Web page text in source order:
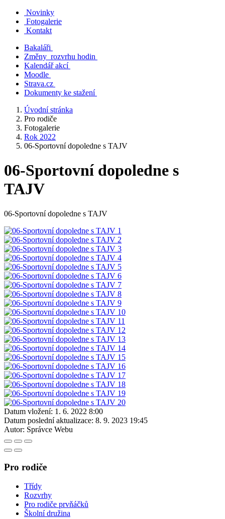
Novinky
Fotogalerie
Kontakt
Bakaláři
Změny rozvrhu hodin
Kalendář akcí
Moodle
Strava.cz
Dokumenty ke stažení
Úvodní stránka
Pro rodiče
Fotogalerie
Rok 2022
06-Sportovní dopoledne s TAJV
06-Sportovní dopoledne s
TAJV
06-Sportovní dopoledne s TAJV
Datum vložení: 1. 6. 2022 8:00
Datum poslední aktualizace: 8. 9. 2023 19:45
Autor: Správce Webu
Pro rodiče
Třídy
Rozvrhy
Pro rodiče prvňáčků
Školní družina